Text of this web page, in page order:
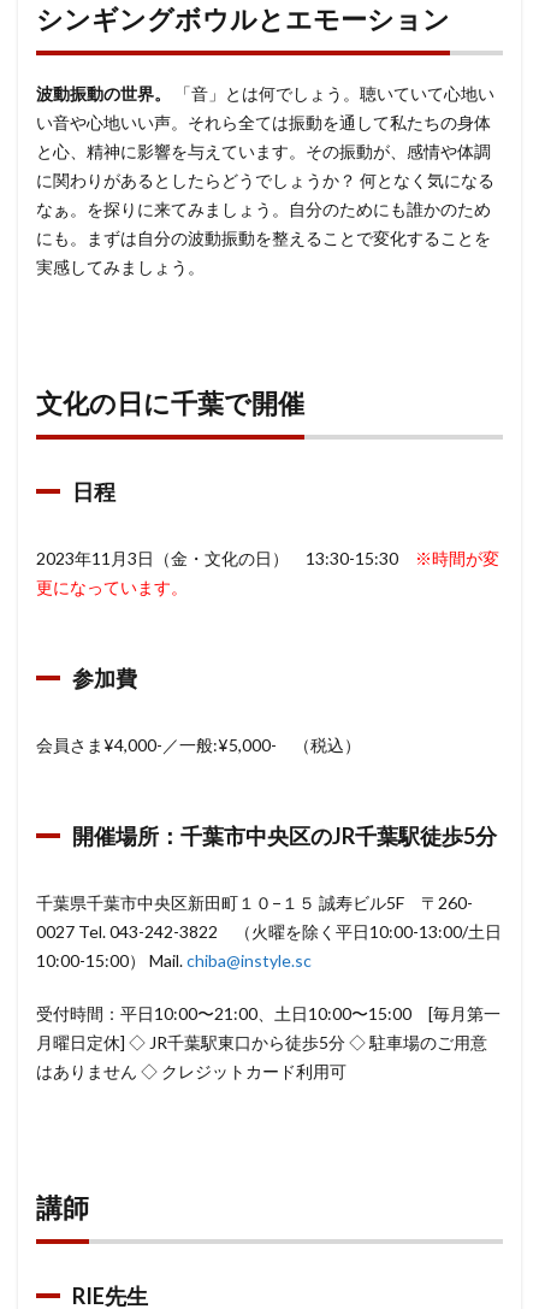
グボ
モー
ショ
ン
2
文化
の日
に千
日程
費
開催
央区
駅徒
講師
3.1
参加
申込
み/
シンギングボウルとエモーション
波動振動の世界。
「音」とは何でしょう。聴いていて心地い
い音や心地いい声。それら全ては振動を通して私たちの身体
と心、精神に影響を与えています。その振動が、感情や体調
に関わりがあるとしたらどうでしょうか？ 何となく気になる
なぁ。を探りに来てみましょう。自分のためにも誰かのため
にも。まずは自分の波動振動を整えることで変化することを
実感してみましょう。
文化の日に千葉で開催
日程
2023年11月3日（金・文化の日） 13:30-15:30 ※時間が変
更になっています。
参加費
会員さま¥4,000-／一般:¥5,000- （税込）
開催場所：千葉市中央区のJR千葉駅徒歩5分
千葉県千葉市中央区新田町１０−１５ 誠寿ビル5F 〒260-
0027 Tel. 043-242-3822 （火曜を除く平日10:00-13:00/土日
10:00-15:00） Mail.chiba@instyle.sc
受付時間：平日10:00〜21:00、土日10:00〜15:00 [毎月第一
月曜日定休] ◇ JR千葉駅東口から徒歩5分 ◇ 駐車場のご用意
はありません ◇ クレジットカード利用可
講師
RIE先生